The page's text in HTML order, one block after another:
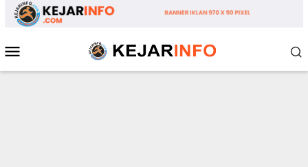
Loncat
Mobile